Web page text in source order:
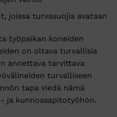
joissa turvasuojia avataan
työpaikan koneiden
on oltava turvallisia
annettava tarvittava
turvalliseen
tapa viedä nämä
ja kunnossapitotyöhön.